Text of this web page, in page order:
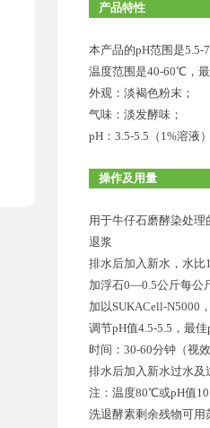
产品特性
本产品的pH范围是5.5-
温度范围是40-60℃，
外观：淡褐色粉末；
气味：淡发酵味；
pH：3.5-5.5（1%溶液
操作及用量
用于牛仔石磨酵染处理
退浆
排水后加入新水，水比
加浮石0—0.5公斤每公
加以SUKACell-N5000
调节pH值4.5-5.5，最佳
时间：30-60分钟（视
排水后加入新水过水及
注：温度80℃或pH值
洗退酵素剩余残物可用